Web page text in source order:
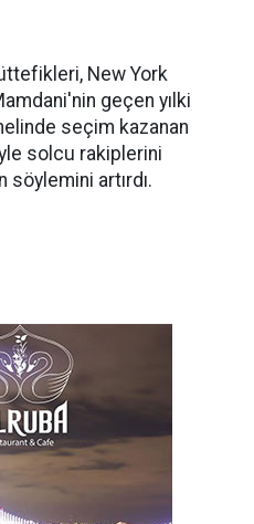
New York
geçen yılki
seçim kazanan
solcu rakiplerini
artırdı.